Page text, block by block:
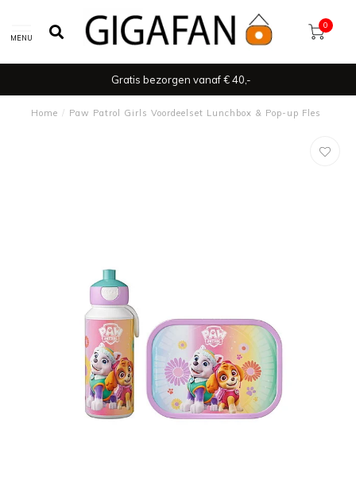
MENU
0
Gratis bezorgen vanaf € 40,-
Home / Paw Patrol Girls Voordeelset Lunchbox & Pop-up Fles